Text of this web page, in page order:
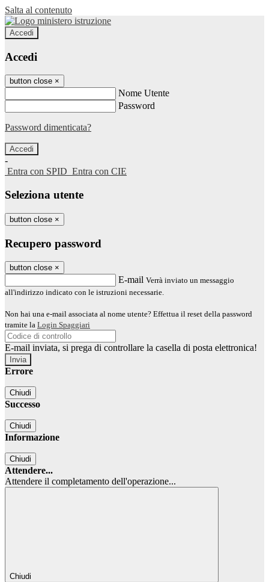
Salta al contenuto
Accedi
Accedi
button close ×
Nome Utente
Password
Password dimenticata?
-
Entra con SPID Entra con CIE
Seleziona utente
button close ×
Recupero password
button close ×
E-mail Verrà inviato un messaggio
all'indirizzo indicato con le istruzioni necessarie.
Non hai una e-mail associata al nome utente? Effettua il reset della password
tramite la Login Spaggiari
E-mail inviata, si prega di controllare la casella di posta elettronica!
Errore
Chiudi
Successo
Chiudi
Informazione
Chiudi
Attendere...
Attendere il completamento dell'operazione...
Chiudi